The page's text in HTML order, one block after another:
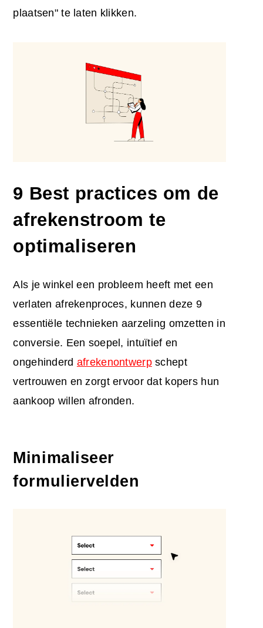
plaatsen" te laten klikken.
9 Best practices om de
afrekenstroom te
optimaliseren
Als je winkel een probleem heeft met een
verlaten afrekenproces, kunnen deze 9
essentiële technieken aarzeling omzetten in
conversie. Een soepel, intuïtief en
ongehinderd afrekenontwerpschept
vertrouwen en zorgt ervoor dat kopers hun
aankoop willen afronden.
Minimaliseer
formuliervelden